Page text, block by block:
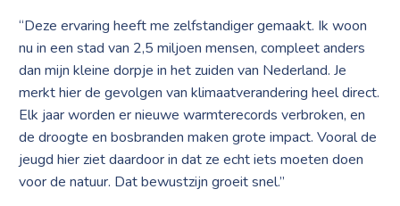
“Deze ervaring heeft me zelfstandiger gemaakt. Ik woon
nu in een stad van 2,5 miljoen mensen, compleet anders
dan mijn kleine dorpje in het zuiden van Nederland. Je
merkt hier de gevolgen van klimaatverandering heel direct.
Elk jaar worden er nieuwe warmterecords verbroken, en
de droogte en bosbranden maken grote impact. Vooral de
jeugd hier ziet daardoor in dat ze echt iets moeten doen
voor de natuur. Dat bewustzijn groeit snel.”